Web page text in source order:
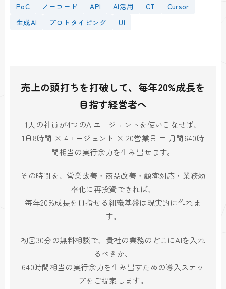
PoC ノーコード API AI活用 CT
Cursor
生成AI
プロトタイピング UI
売上の頭打ちを打破して、毎年20%成長を
目指す経営者へ
1人の社員が4つのAIエージェントを使いこなせば、
1日8時間 × 4エージェント × 20営業日 = 月間640時
間相当の実行余力を生み出せます。
その時間を、営業改善・商品改善・顧客対応・業務効
率化に再投資できれば、
毎年20%成長を目指せる組織基盤は現実的に作れま
す。
初回30分の無料相談で、貴社の業務のどこにAIを入れ
るべきか、
640時間相当の実行余力を生み出すための導入ステッ
プをご提案します。